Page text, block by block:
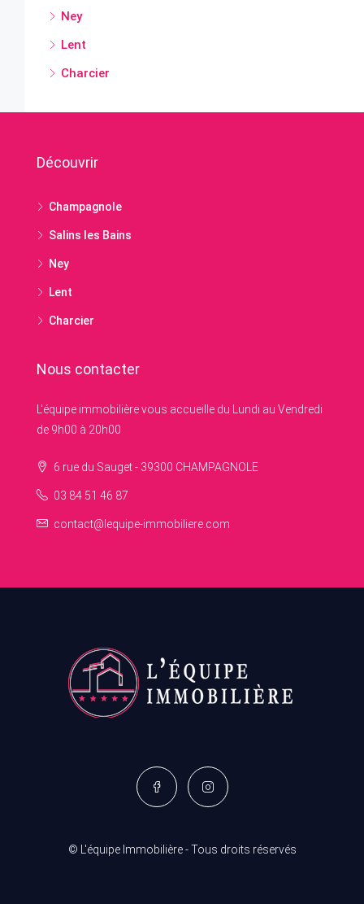
Ney
Lent
Charcier
Découvrir
Champagnole
Salins les Bains
Ney
Lent
Charcier
Nous contacter
L'équipe immobilière vous accueille du Lundi au Vendredi
de 9h00 à 20h00
6 rue du Sauget - 39300 CHAMPAGNOLE
03 84 51 46 87
contact@lequipe-immobiliere.com
© L'équipe Immobilière - Tous droits réservés